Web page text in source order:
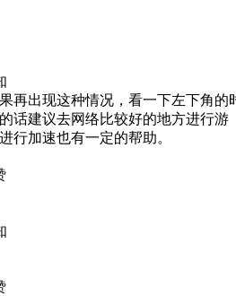
再出现这种情况，看一下左下角的
话建议去网络比较好的地方进行游
行加速也有一定的帮助。